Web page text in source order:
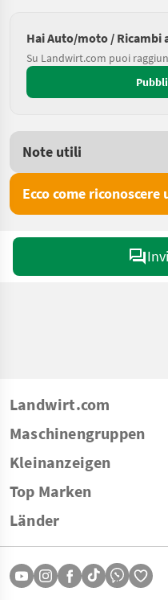
Hai Auto/moto / Ricambi
Su Landwirt.com puoi
Note utili
Ecco come
Landwirt.com
Maschinengruppen
Kleinanzeigen
Top Marken
Länder